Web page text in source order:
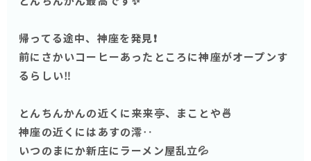
帰ってる途中、神座を発見❗️
前にさかいコーヒーあったところに神座がオープンす
るらしい‼️
とんちんかんの近くに来来亭、まことや🍜
神座の近くにはあすの澪‥
いつのまにか新庄にラーメン屋乱立💦